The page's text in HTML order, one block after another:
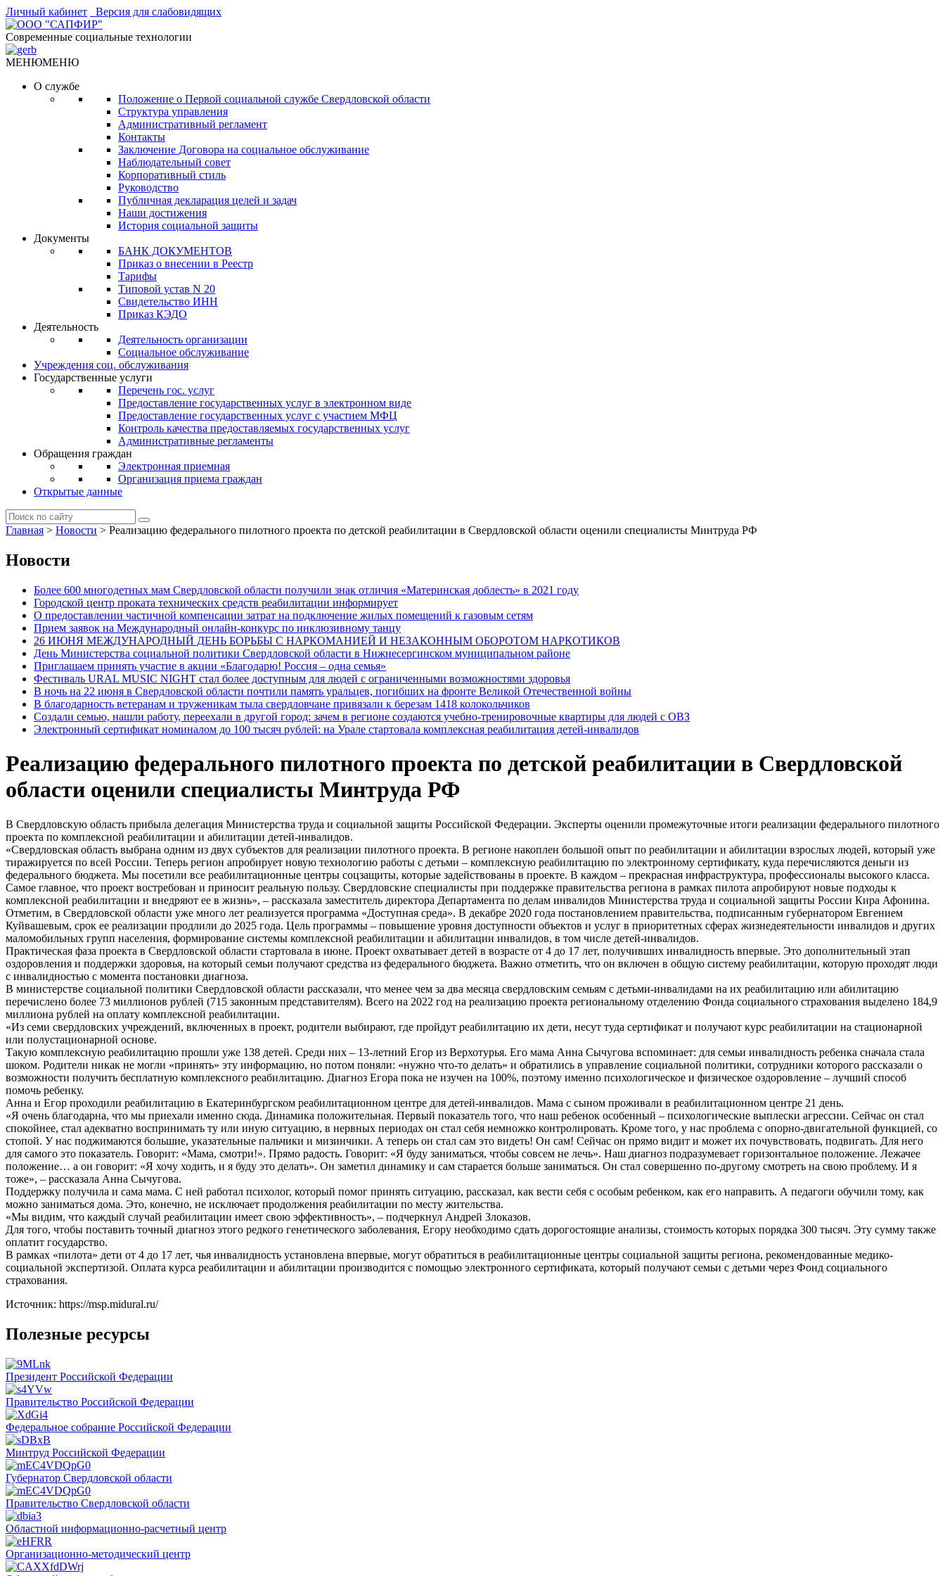
Личный кабинет Версия для слабовидящих
Современные социальные технологии
МЕНЮМЕНЮ
О службе
Положение о Первой социальной службе Свердловской области
Структура управления
Административный регламент
Контакты
Заключение Договора на социальное обслуживание
Наблюдательный совет
Корпоративный стиль
Руководство
Публичная декларация целей и задач
Наши достижения
История социальной защиты
Документы
БАНК ДОКУМЕНТОВ
Приказ о внесении в Реестр
Тарифы
Типовой устав N 20
Свидетельство ИНН
Приказ КЭДО
Деятельность
Деятельность организации
Социальное обслуживание
Учреждения соц. обслуживания
Государственные услуги
Перечень гос. услуг
Предоставление государственных услуг в электронном виде
Предоставление государственных услуг с участием МФЦ
Контроль качества предоставляемых государственных услуг
Административные регламенты
Обращения граждан
Электронная приемная
Организация приема граждан
Открытые данные
Главная > Новости > Реализацию федерального пилотного проекта по детской реабилитации в Свердловской области оценили специалисты Минтруда РФ
Новости
Более 600 многодетных мам Свердловской области получили знак отличия «Материнская доблесть» в 2021 году
Городской центр проката технических средств реабилитации информирует
О предоставлении частичной компенсации затрат на подключение жилых помещений к газовым сетям
Прием заявок на Международный онлайн-конкурс по инклюзивному танцу
26 ИЮНЯ МЕЖДУНАРОДНЫЙ ДЕНЬ БОРЬБЫ С НАРКОМАНИЕЙ И НЕЗАКОННЫМ ОБОРОТОМ НАРКОТИКОВ
День Министерства социальной политики Свердловской области в Нижнесергинском муниципальном районе
Приглашаем принять участие в акции «Благодарю! Россия – одна семья»
Фестиваль URAL MUSIC NIGHT стал более доступным для людей с ограниченными возможностями здоровья
В ночь на 22 июня в Свердловской области почтили память уральцев, погибших на фронте Великой Отечественной войны
В благодарность ветеранам и труженикам тыла свердловчане привязали к березам 1418 колокольчиков
Создали семью, нашли работу, переехали в другой город: зачем в регионе создаются учебно-тренировочные квартиры для людей с ОВЗ
Электронный сертификат номиналом до 100 тысяч рублей: на Урале стартовала комплексная реабилитация детей-инвалидов
Реализацию федерального пилотного проекта по детской реабилитации в Свердловской
области оценили специалисты Минтруда РФ
В Свердловскую область прибыла делегация Министерства труда и социальной защиты Российской Федерации. Эксперты оценили промежуточные итоги реализации федерального пилотного
проекта по комплексной реабилитации и абилитации детей-инвалидов.
«Свердловская область выбрана одним из двух субъектов для реализации пилотного проекта. В регионе накоплен большой опыт по реабилитации и абилитации взрослых людей, который уже
тиражируется по всей России. Теперь регион апробирует новую технологию работы с детьми – комплексную реабилитацию по электронному сертификату, куда перечисляются деньги из
федерального бюджета. Мы посетили все реабилитационные центры соцзащиты, которые задействованы в проекте. В каждом – прекрасная инфраструктура, профессионалы высокого класса.
Самое главное, что проект востребован и приносит реальную пользу. Свердловские специалисты при поддержке правительства региона в рамках пилота апробируют новые подходы к
комплексной реабилитации и внедряют ее в жизнь», – рассказала заместитель директора Департамента по делам инвалидов Министерства труда и социальной защиты России Кира Афонина.
Отметим, в Свердловской области уже много лет реализуется программа «Доступная среда». В декабре 2020 года постановлением правительства, подписанным губернатором Евгением
Куйвашевым, срок ее реализации продлили до 2025 года. Цель программы – повышение уровня доступности объектов и услуг в приоритетных сферах жизнедеятельности инвалидов и других
маломобильных групп населения, формирование системы комплексной реабилитации и абилитации инвалидов, в том числе детей-инвалидов.
Практическая фаза проекта в Свердловской области стартовала в июне. Проект охватывает детей в возрасте от 4 до 17 лет, получивших инвалидность впервые. Это дополнительный этап
оздоровления и поддержки здоровья, на который семьи получают средства из федерального бюджета. Важно отметить, что он включен в общую систему реабилитации, которую проходят люди
с инвалидностью с момента постановки диагноза.
В министерстве социальной политики Свердловской области рассказали, что менее чем за два месяца свердловским семьям с детьми-инвалидами на их реабилитацию или абилитацию
перечислено более 73 миллионов рублей (715 законным представителям). Всего на 2022 год на реализацию проекта региональному отделению Фонда социального страхования выделено 184,9
миллиона рублей на оплату комплексной реабилитации.
«Из семи свердловских учреждений, включенных в проект, родители выбирают, где пройдут реабилитацию их дети, несут туда сертификат и получают курс реабилитации на стационарной
или полустационарной основе.
Такую комплексную реабилитацию прошли уже 138 детей. Среди них – 13-летний Егор из Верхотурья. Его мама Анна Сычугова вспоминает: для семьи инвалидность ребенка сначала стала
шоком. Родители никак не могли «принять» эту информацию, но потом поняли: «нужно что-то делать» и обратились в управление социальной политики, сотрудники которого рассказали о
возможности получить бесплатную комплексного реабилитацию. Диагноз Егора пока не изучен на 100%, поэтому именно психологическое и физическое оздоровление – лучший способ
помочь ребенку.
Анна и Егор проходили реабилитацию в Екатеринбургском реабилитационном центре для детей-инвалидов. Мама с сыном проживали в реабилитационном центре 21 день.
«Я очень благодарна, что мы приехали именно сюда. Динамика положительная. Первый показатель того, что наш ребенок особенный – психологические выплески агрессии. Сейчас он стал
спокойнее, стал адекватно воспринимать ту или иную ситуацию, в нервных периодах он стал себя немножко контролировать. Кроме того, у нас проблема с опорно-двигательной функцией, со
стопой. У нас поджимаются большие, указательные пальчики и мизинчики. А теперь он стал сам это видеть! Он сам! Сейчас он прямо видит и может их почувствовать, подвигать. Для него
для самого это показатель. Говорит: «Мама, смотри!». Прямо радость. Говорит: «Я буду заниматься, чтобы совсем не лечь». Наш диагноз подразумевает горизонтальное положение. Лежачее
положение… а он говорит: «Я хочу ходить, и я буду это делать». Он заметил динамику и сам старается больше заниматься. Он стал совершенно по-другому смотреть на свою проблему. И я
тоже», – рассказала Анна Сычугова.
Поддержку получила и сама мама. С ней работал психолог, который помог принять ситуацию, рассказал, как вести себя с особым ребенком, как его направить. А педагоги обучили тому, как
можно заниматься дома. Это, конечно, не исключает продолжения реабилитации по месту жительства.
«Мы видим, что каждый случай реабилитации имеет свою эффективность», – подчеркнул Андрей Злоказов.
Для того, чтобы поставить точный диагноз этого редкого генетического заболевания, Егору необходимо сдать дорогостоящие анализы, стоимость которых порядка 300 тысяч. Эту сумму также
оплатит государство.
В рамках «пилота» дети от 4 до 17 лет, чья инвалидность установлена впервые, могут обратиться в реабилитационные центры социальной защиты региона, рекомендованные медико-
социальной экспертизой. Оплата курса реабилитации и абилитации производится с помощью электронного сертификата, который получают семьи с детьми через Фонд социального
страхования.
Источник: https://msp.midural.ru/
Полезные ресурсы
Президент Российской Федерации
Правительство Российской Федерации
Федеральное собрание Российской Федерации
Минтруд Российской Федерации
Губернатор Свердловской области
Правительство Свердловской области
Областной информационно-расчетный центр
Организационно-методический центр